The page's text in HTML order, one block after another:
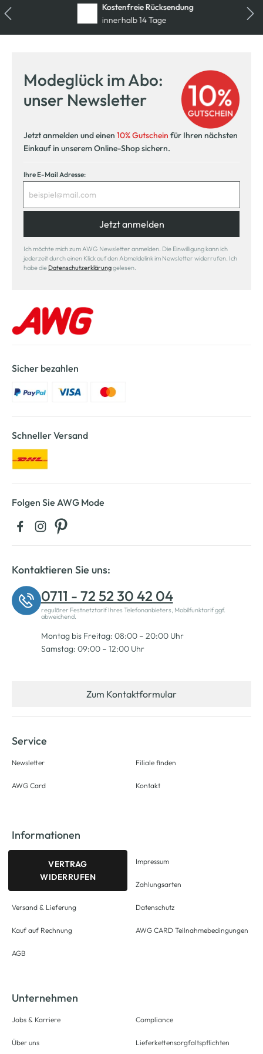
Kostenfreie Rücksendung
innerhalb 14 Tage
Modeglück im Abo:
unser Newsletter
Jetzt anmelden und einen 10% Gutschein für Ihren nächsten
Einkauf in unserem Online-Shop sichern.
Ihre E-Mail Adresse:
Jetzt anmelden
Ich möchte mich zum AWG Newsletter anmelden. Die Einwilligung kann ich
jederzeit durch einen Klick auf den Abmeldelink im Newsletter widerrufen. Ich
habe die Datenschutzerklärunggelesen.
Sicher bezahlen
Schneller Versand
Folgen Sie AWG Mode
Kontaktieren Sie uns:
0711 - 72 52 30 42 04
regulärer Festnetztarif Ihres Telefonanbieters, Mobilfunktarif ggf.
abweichend.
Montag bis Freitag: 08:00 – 20:00 Uhr
Samstag: 09:00 – 12:00 Uhr
Zum Kontaktformular
Service
Newsletter
AWG Card
Filiale finden
Kontakt
Informationen
VERTRAG
WIDERRUFEN
Versand & Lieferung
Kauf auf Rechnung
AGB
Impressum
Zahlungsarten
Datenschutz
AWG CARD Teilnahmebedingungen
Unternehmen
Jobs & Karriere
Über uns
Compliance
Lieferkettensorgfaltspflichten